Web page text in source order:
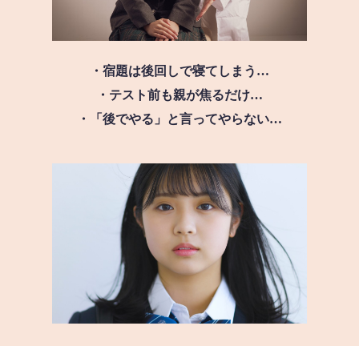
・宿題は後回しで寝てしまう…
・テスト前も親が焦るだけ…
・「後でやる」と言ってやらない…